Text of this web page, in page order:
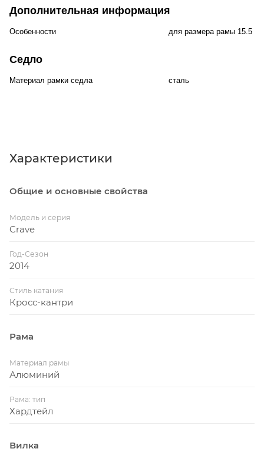
Дополнительная информация
Особенности для размера рамы 15.5
Седло
Материал рамки седла сталь
Характеристики
Общие и основные свойства
Модель и серия
Crave
Год-Сезон
2014
Стиль катания
Кросс-кантри
Рама
Материал рамы
Алюминий
Рама: тип
Хардтейл
Вилка